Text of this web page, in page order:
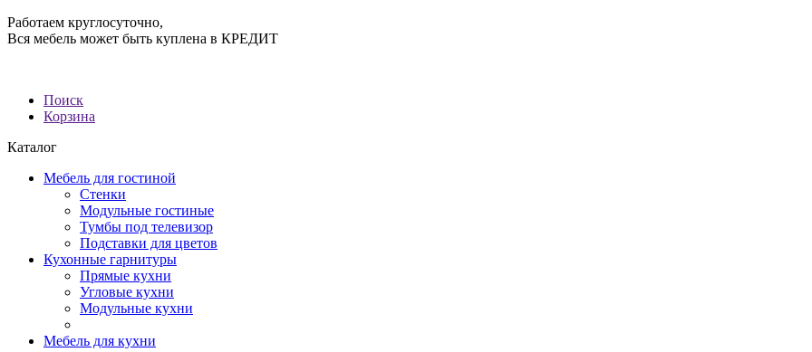
Работаем круглосуточно,
Вся мебель может быть куплена в КРЕДИТ
Поиск
Корзина
Каталог
Мебель для гостиной
Стенки
Модульные гостиные
Тумбы под телевизор
Подставки для цветов
Кухонные гарнитуры
Прямые кухни
Угловые кухни
Модульные кухни
Мебель для кухни